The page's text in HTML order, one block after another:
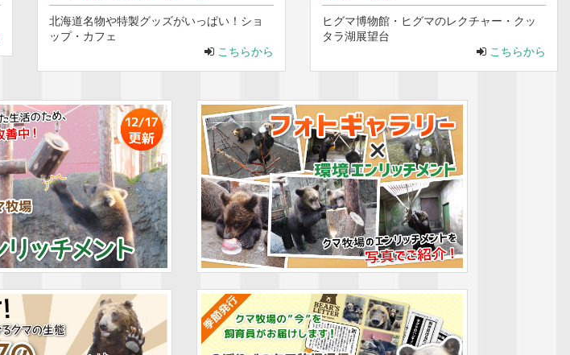
北海道名物や特製グッズがいっぱい！ショ
ップ・カフェ
こちらから
ヒグマ博物館・ヒグマのレクチャー・クッ
タラ湖展望台
こちらから